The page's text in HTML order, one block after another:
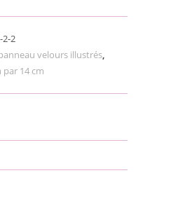
2-2
velours illustrés,
14 cm